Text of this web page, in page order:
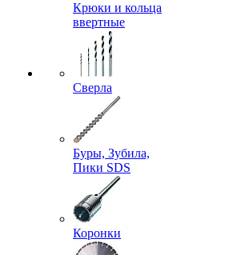
Крюки и кольца
ввертные
Сверла
Буры, Зубила,
Пики SDS
Коронки